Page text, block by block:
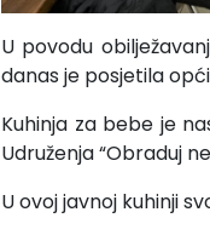
U povodu
danas je posjetila
Kuhinja za bebe je
Udruženja “Obraduj
U ovoj javnoj kuhinji